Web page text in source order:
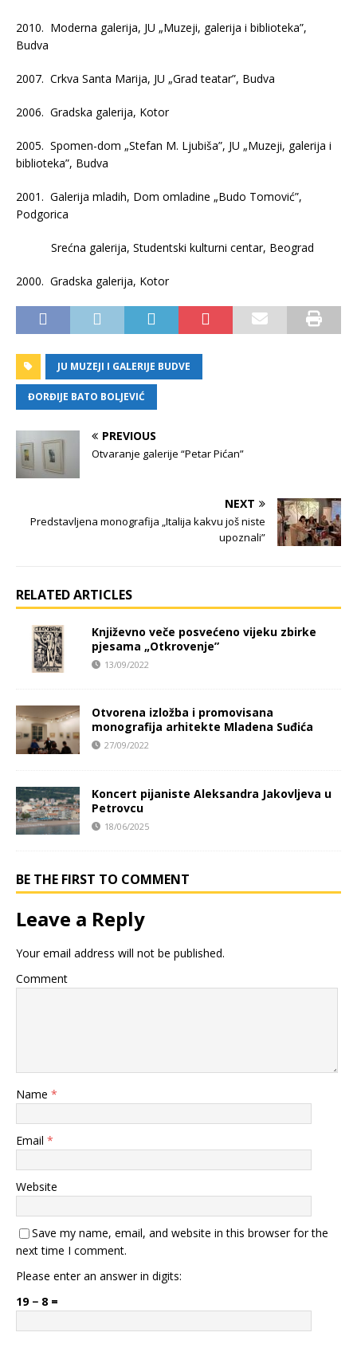
2010. Moderna galerija, JU „Muzeji, galerija i biblioteka”,
Budva
2007. Crkva Santa Marija, JU „Grad teatar”, Budva
2006. Gradska galerija, Kotor
2005. Spomen-dom „Stefan M. Ljubiša”, JU „Muzeji, galerija i
biblioteka”, Budva
2001. Galerija mladih, Dom omladine „Budo Tomović”,
Podgorica
Srećna galerija, Studentski kulturni centar, Beograd
2000. Gradska galerija, Kotor
JU MUZEJI I GALERIJE BUDVE
ĐORĐIJE BATO BOLJEVIĆ
PREVIOUS
Otvaranje galerije “Petar Pićan”
NEXT
Predstavljena monografija „Italija kakvu još niste
upoznali”
RELATED ARTICLES
Književno veče posvećeno vijeku zbirke
pjesama „Otkrovenje”
13/09/2022
Otvorena izložba i promovisana
monografija arhitekte Mladena Suđića
27/09/2022
Koncert pijaniste Aleksandra Jakovljeva u
Petrovcu
18/06/2025
BE THE FIRST TO COMMENT
Leave a Reply
Your email address will not be published.
Comment
Name *
Email *
Website
Save my name, email, and website in this browser for the
next time I comment.
Please enter an answer in digits:
19 − 8 =